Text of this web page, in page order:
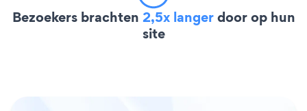
Bezoekers brachten 2,5x langerdoor op hun
site